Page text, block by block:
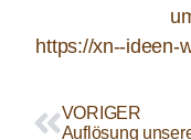
https://xn--ideen-
VORIGER